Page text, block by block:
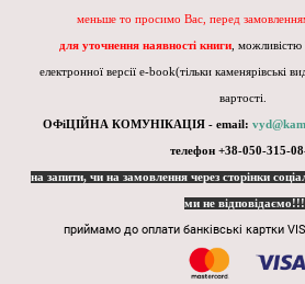
меньше то просимо Вас, перед
для уточнення наявності книги ,
електронної версії e-book(тільки каменярівські
вартості.
ОФіЦІЙНА КОМУНІКАЦІЯ - email:
телефон +38-050-315-
на запити, чи на замовлення через сторінки
ми не відповідаємо!!!
приймамо до оплати банківські картки